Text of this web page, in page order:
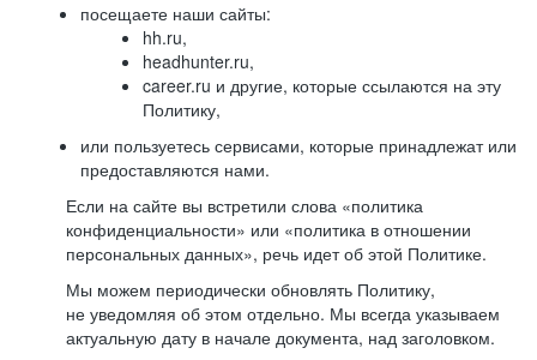
посещаете наши сайты:
hh.ru,
headhunter.ru,
career.ru и другие, которые ссылаются на эту
Политику,
или пользуетесь сервисами, которые принадлежат или
предоставляются нами.
Если на сайте вы встретили слова «политика
конфиденциальности» или «политика в отношении
персональных данных», речь идет об этой Политике.
Мы можем периодически обновлять Политику,
не уведомляя об этом отдельно. Мы всегда указываем
актуальную дату в начале документа, над заголовком.